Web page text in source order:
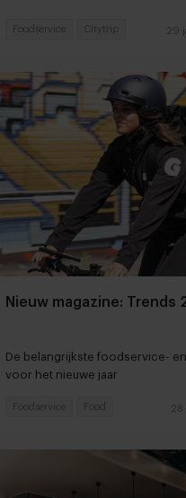
29
Foodservice Citytrip
Nieuw magazine: Trends
De belangrijkste foodservice-
voor het nieuwe jaar
28
Foodservice Food